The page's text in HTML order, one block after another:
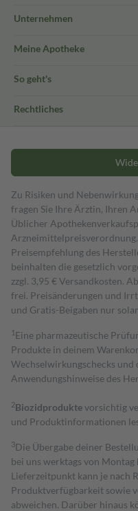
Unternehmen
Meine Apotheke
So geht's
Rechtliches
Zu Risiken und
fragen Sie Ihre Ärztin, Ihren
Üblicher
Preisempfehlung des
beinhalten die gesetzlich
zzgl. 3,95 € Versandkosten.
frei. Preisänderungen und
und Gratis-Beigaben nur
1 Eine pharmazeutische
Produkte in deinem
Wechselwirkungschecks und
Anwendungshinweise des
2Biozidproduktevorsichtig
und Produktinformationen
3Die Übergabe deiner
bei uns werktags von
Lieferzeitpunkt kann je nach
Produktverfügbarkeit sowie
abweichen. Darüber hinaus